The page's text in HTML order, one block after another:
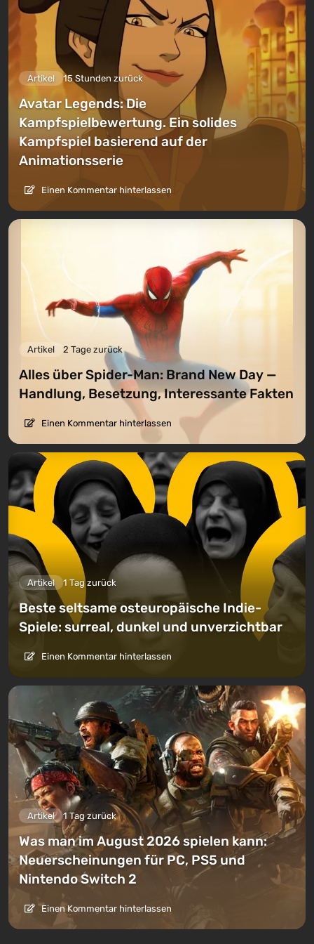
Artikel 15 Stunden zurück
Avatar Legends: Die
Kampfspielbewertung. Ein solides
Kampfspiel basierend auf der
Animationsserie
Einen Kommentar hinterlassen
Artikel 2 Tage zurück
Alles über Spider-Man: Brand New Day —
Handlung, Besetzung, Interessante Fakten
Einen Kommentar hinterlassen
Artikel 1 Tag zurück
Beste seltsame osteuropäische Indie-
Spiele: surreal, dunkel und unverzichtbar
Einen Kommentar hinterlassen
Artikel 1 Tag zurück
Was man im August 2026 spielen kann:
Neuerscheinungen für PC, PS5 und
Nintendo Switch 2
Einen Kommentar hinterlassen